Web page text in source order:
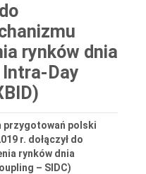
rynków dnia
Intra-Day
przygotowań polski
r. dołączył do
rynków dnia
– SIDC)